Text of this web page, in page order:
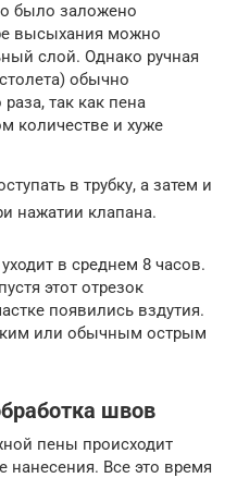
было заложено
высыхания можно
слой. Однако ручная
обычно
так как пена
количестве и хуже
в трубку, а затем и
нажатии клапана.
в среднем 8 часов.
этот отрезок
появились вздутия.
или обычным острым
швов
пены происходит
нанесения. Все это время